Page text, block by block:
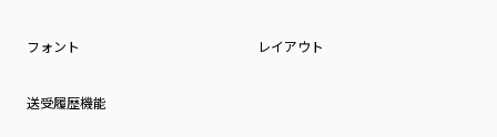
フォント レイアウト
送受履歴機能